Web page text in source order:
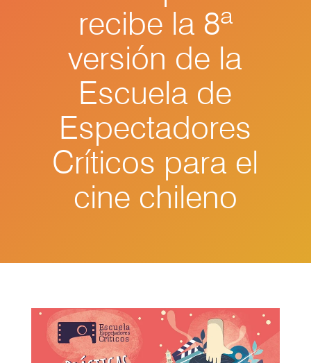
recibe la 8ª
versión de la
Escuela de
Espectadores
Críticos para el
cine chileno